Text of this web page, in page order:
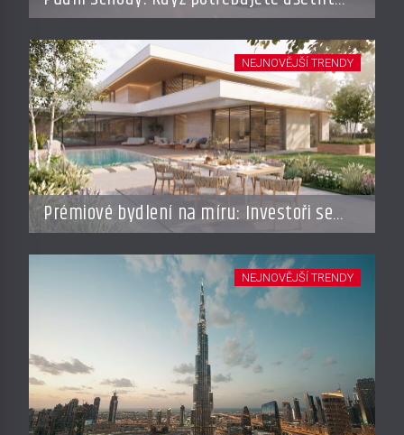
místo, ale nechcete dělat kompromisy
Prémiové bydlení na míru: Investoři se
vracejí do Česka, roste zájem o top
adresy i byty a domy za stovky milionů
NEJNOVĚJŠÍ TRENDY
NEJNOVĚJŠÍ TRENDY